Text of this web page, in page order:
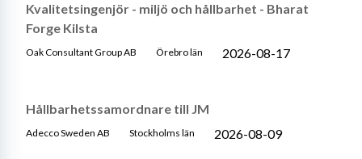
Kvalitetsingenjör - miljö och hållbarhet - Bharat
Forge Kilsta
Oak Consultant Group AB Örebro län 2026-08-17
Hållbarhetssamordnare till JM
Adecco Sweden AB Stockholms län 2026-08-09